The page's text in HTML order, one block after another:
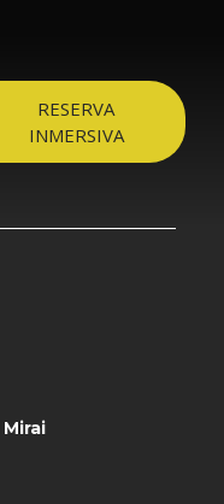
RESERVA
INMERSIVA
Mirai